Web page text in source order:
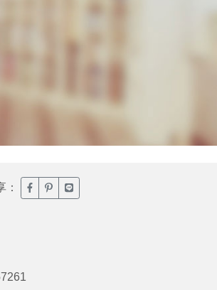
： 臉書分享(另開新視窗)
噗浪分享(另開新視窗)
Line分享(另開新視窗)